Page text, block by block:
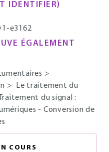
IDENTIFIER)
e3162
ÉGALEMENT
>
>
Le traitement du
Traitement du signal :
- Conversion de
COURS